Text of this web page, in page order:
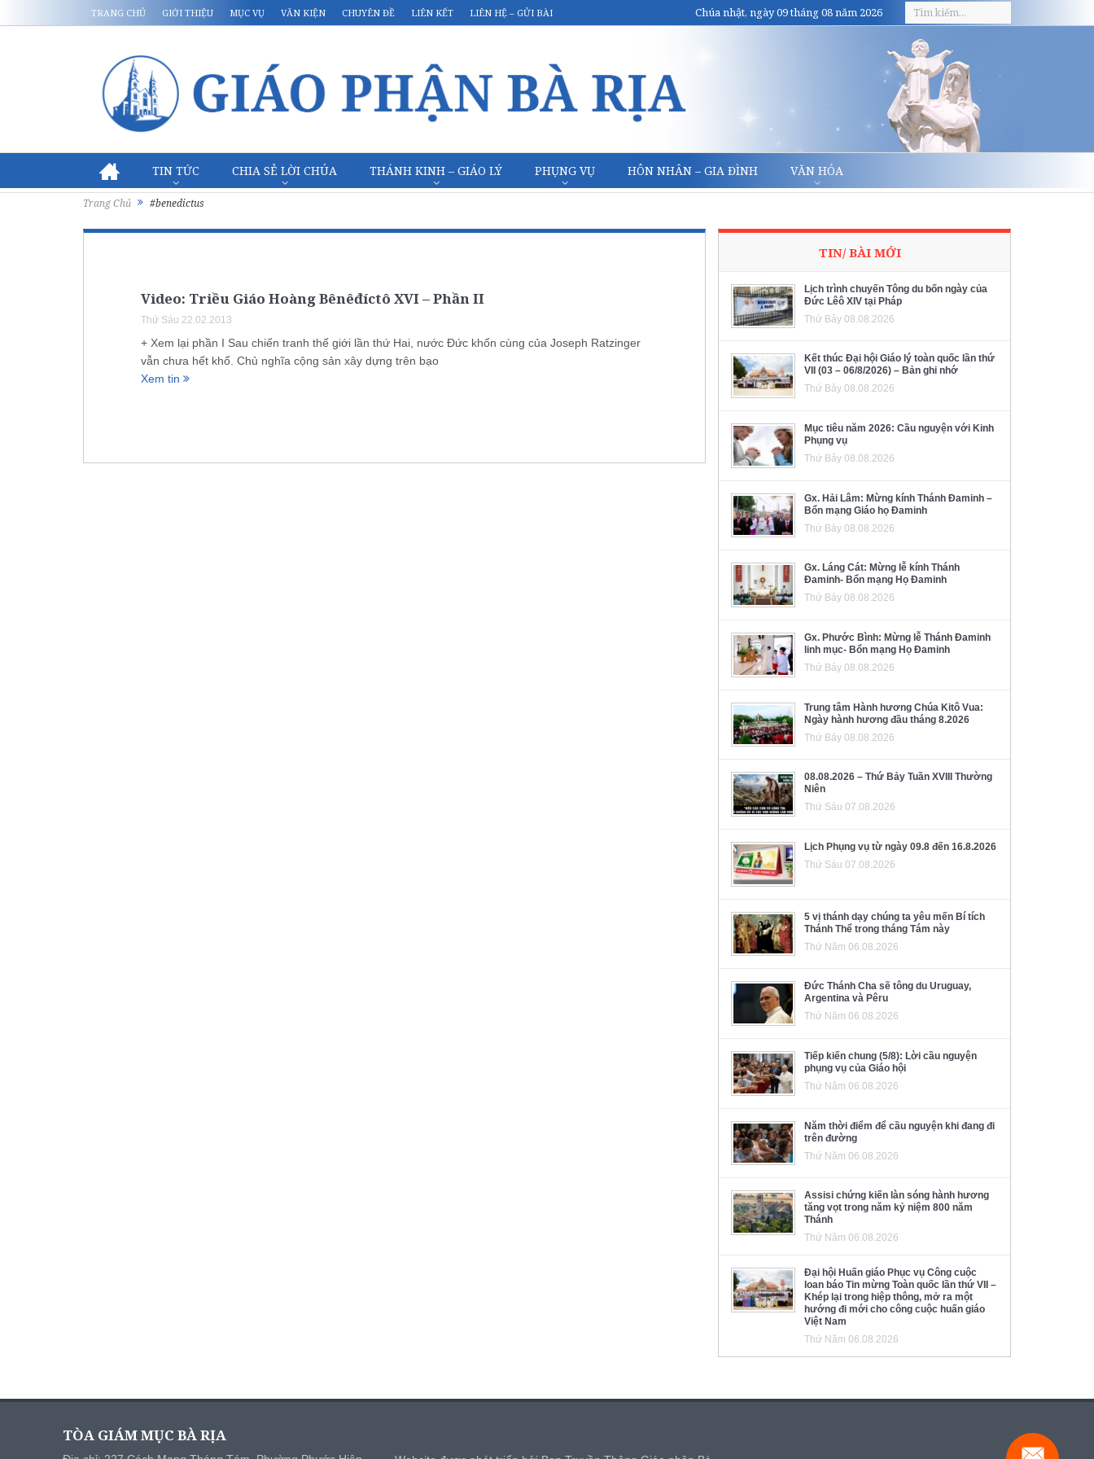
TRANG CHỦ GIỚI THIỆU MỤC VỤ VĂN KIỆN CHUYÊN ĐỀ LIÊN KẾT LIÊN HỆ – GỬI BÀI Chúa nhật, ngày 09 tháng 08 năm 2026
TIN TỨC CHIA SẺ LỜI CHÚA THÁNH KINH – GIÁO LÝ PHỤNG VỤ HÔN NHÂN – GIA ĐÌNH VĂN HÓA
Trang Chủ #benedictus
Video: Triều Giáo Hoàng Bênêđíctô XVI – Phần II
Thứ Sáu 22.02.2013
+ Xem lại phần I Sau chiến tranh thế giới lần thứ Hai, nước Đức khốn cùng của Joseph Ratzinger
vẫn chưa hết khổ. Chủ nghĩa cộng sản xây dựng trên bạo
Xem tin
TIN/ BÀI MỚI
Lịch trình chuyến Tông du bốn ngày của
Đức Lêô XIV tại Pháp
Thứ Bảy 08.08.2026
Kết thúc Đại hội Giáo lý toàn quốc lần thứ
VII (03 – 06/8/2026) – Bản ghi nhớ
Thứ Bảy 08.08.2026
Mục tiêu năm 2026: Cầu nguyện với Kinh
Phụng vụ
Thứ Bảy 08.08.2026
Gx. Hải Lâm: Mừng kính Thánh Đaminh –
Bổn mạng Giáo họ Đaminh
Thứ Bảy 08.08.2026
Gx. Láng Cát: Mừng lễ kính Thánh
Đaminh- Bổn mạng Họ Đaminh
Thứ Bảy 08.08.2026
Gx. Phước Bình: Mừng lễ Thánh Đaminh
linh mục- Bổn mạng Họ Đaminh
Thứ Bảy 08.08.2026
Trung tâm Hành hương Chúa Kitô Vua:
Ngày hành hương đầu tháng 8.2026
Thứ Bảy 08.08.2026
08.08.2026 – Thứ Bảy Tuần XVIII Thường
Niên
Thứ Sáu 07.08.2026
Lịch Phụng vụ từ ngày 09.8 đến 16.8.2026
Thứ Sáu 07.08.2026
5 vị thánh dạy chúng ta yêu mến Bí tích
Thánh Thể trong tháng Tám này
Thứ Năm 06.08.2026
Đức Thánh Cha sẽ tông du Uruguay,
Argentina và Pêru
Thứ Năm 06.08.2026
Tiếp kiến chung (5/8): Lời cầu nguyện
phụng vụ của Giáo hội
Thứ Năm 06.08.2026
Năm thời điểm để cầu nguyện khi đang đi
trên đường
Thứ Năm 06.08.2026
Assisi chứng kiến làn sóng hành hương
tăng vọt trong năm kỷ niệm 800 năm
Thánh
Thứ Năm 06.08.2026
Đại hội Huấn giáo Phục vụ Công cuộc
loan báo Tin mừng Toàn quốc lần thứ VII –
Khép lại trong hiệp thông, mở ra một
hướng đi mới cho công cuộc huấn giáo
Việt Nam
Thứ Năm 06.08.2026
TÒA GIÁM MỤC BÀ RỊA